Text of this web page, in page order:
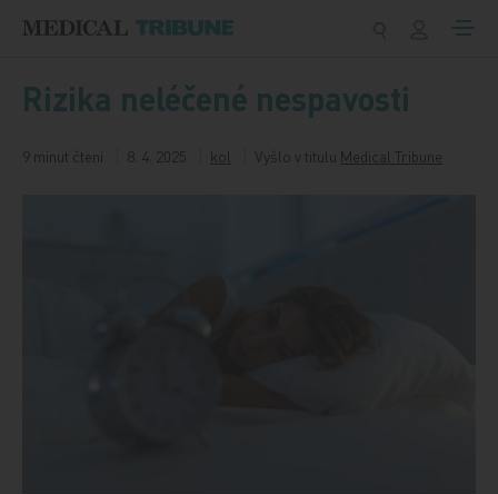
Rizika neléčené nespavosti
9 minut čtení 8. 4. 2025 kol Vyšlo v titulu Medical Tribune